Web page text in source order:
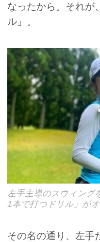
なったから。それが
ル」。
左手主導のスウィング
1本で打つドリル」が
その名の通り、左手